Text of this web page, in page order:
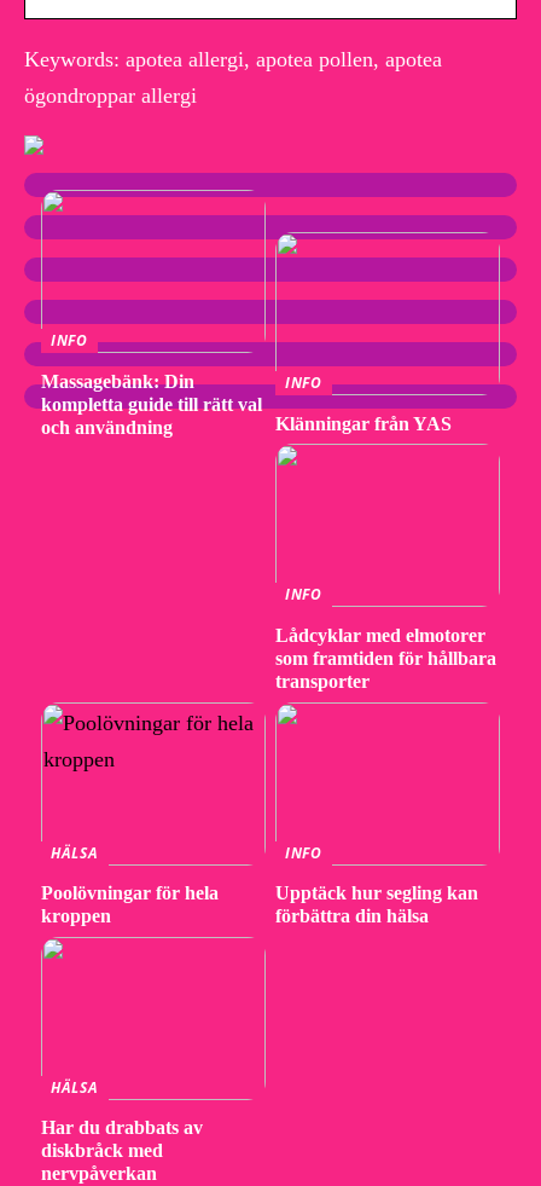
Keywords: apotea allergi, apotea pollen, apotea
ögondroppar allergi
INFO
Massagebänk: Din
kompletta guide till rätt val
och användning
INFO
Klänningar från YAS
INFO
Lådcyklar med elmotorer
som framtiden för hållbara
transporter
HÄLSA
Poolövningar för hela
kroppen
INFO
Upptäck hur segling kan
förbättra din hälsa
HÄLSA
Har du drabbats av
diskbråck med
nervpåverkan